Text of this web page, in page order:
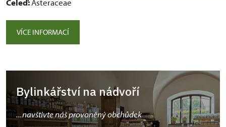
Čeleď:Asteraceae
VÍCE INFORMACÍ
Bylinkářství na nádvoří
...navštivte náš provoněný obchůdek